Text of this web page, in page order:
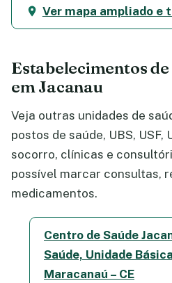
Ver mapa ampliado e
Estabelecimentos
em Jacanau
Veja outras unidades de
postos de saúde, UBS, USF,
socorro, clínicas e
possível marcar consultas,
medicamentos.
Centro de Saúde
Saúde, Unidade
Maracanaú – CE